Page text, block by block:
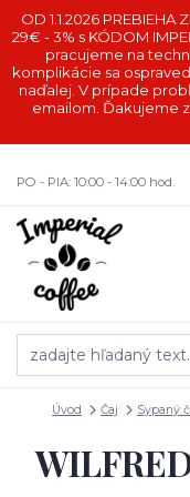
OD 1.1.2026 PREBIEHA
29€ - 3% s KÓDOM
pracujeme na
komplikácie sa
naďalej. V prípade
emailom. Ďakujeme
PO - PIA: 10:00 - 14:00 hod.
Úvod Čaj Sypaný